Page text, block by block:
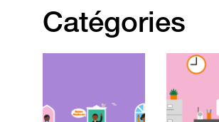
Catégories